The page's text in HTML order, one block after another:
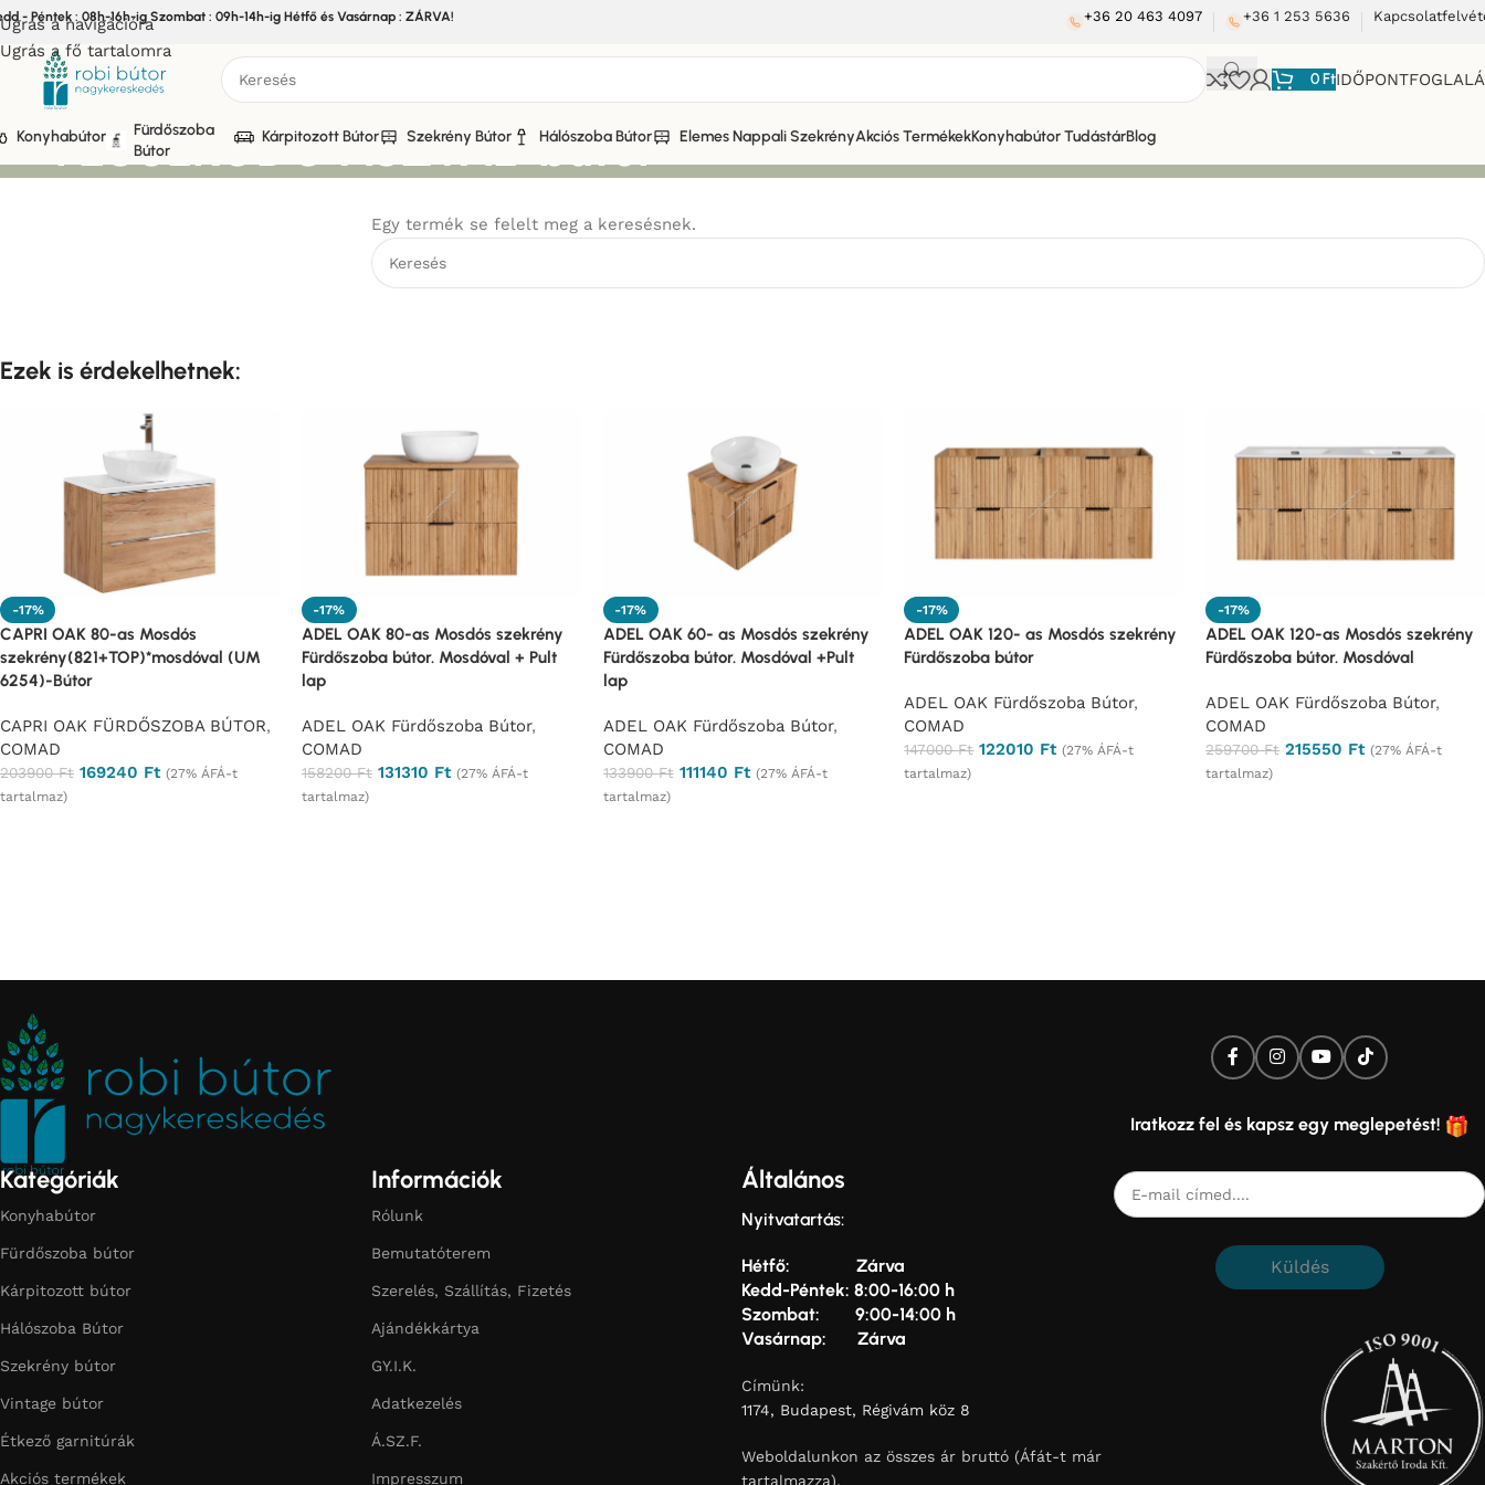
Ugrás a navigációra
Ugrás a fő tartalomra
- Péntek : 08h-16h-ig Szombat : 09h-14h-ig Hétfő és Vasárnap : ZÁRVA! +36 20 463 4097 +36 1 253 5636
0Ft
Konyhabútor
Fürdőszoba
Bútor
Kárpitozott Bútor Szekrény Bútor Hálószoba Bútor Elemes Nappali SzekrényAkciós TermékekKonyhabútor TudástárBlog
FÉSÜLKÖDŐ ASZTAL-bútor
Egy termék se felelt meg a keresésnek.
Ezek is érdekelhetnek:
-17%
CAPRI OAK 80-as Mosdós
szekrény(821+TOP)*mosdóval (UM
6254)-Bútor
CAPRI OAK FÜRDŐSZOBA BÚTOR,
COMAD
203900Ft 169240 Ft (27% ÁFÁ-t
tartalmaz)
-17%
ADEL OAK 80-as Mosdós szekrény
Fürdőszoba bútor. Mosdóval + Pult
lap
ADEL OAK Fürdőszoba Bútor,
COMAD
158200Ft 131310 Ft (27% ÁFÁ-t
tartalmaz)
-17%
ADEL OAK 60- as Mosdós szekrény
Fürdőszoba bútor. Mosdóval +Pult
lap
ADEL OAK Fürdőszoba Bútor,
COMAD
133900Ft 111140 Ft (27% ÁFÁ-t
tartalmaz)
-17%
ADEL OAK 120- as Mosdós szekrény
Fürdőszoba bútor
ADEL OAK Fürdőszoba Bútor,
COMAD
147000Ft 122010 Ft (27% ÁFÁ-t
tartalmaz)
-17%
ADEL OAK 120-as Mosdós szekrény
Fürdőszoba bútor. Mosdóval
ADEL OAK Fürdőszoba Bútor,
COMAD
259700Ft 215550 Ft (27% ÁFÁ-t
tartalmaz)
Kategóriák
Konyhabútor
Fürdőszoba bútor
Kárpitozott bútor
Hálószoba Bútor
Szekrény bútor
Vintage bútor
Étkező garnitúrák
Akciós termékek
Információk
Rólunk
Bemutatóterem
Szerelés, Szállítás, Fizetés
Ajándékkártya
GY.I.K.
Adatkezelés
Á.SZ.F.
Impresszum
Általános
Nyitvatartás:
Hétfő: Zárva
Kedd-Péntek: 8:00-16:00 h
Szombat: 9:00-14:00 h
Vasárnap: Zárva
Címünk:
1174, Budapest, Régivám köz 8
Weboldalunkon az összes ár bruttó (Áfát-t már
tartalmazza).
Iratkozz fel és kapsz egy meglepetést!
Küldés